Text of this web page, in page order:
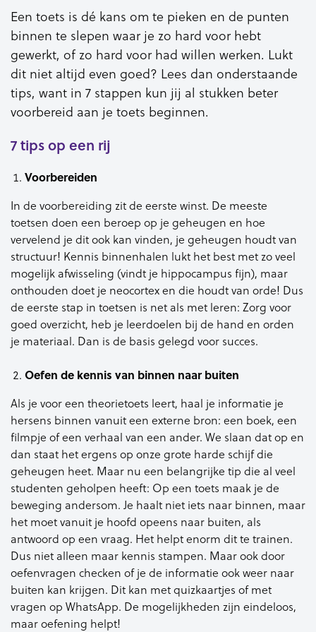
Een toets is dé kans om te pieken en de punten
binnen te slepen waar je zo hard voor hebt
gewerkt, of zo hard voor had willen werken. Lukt
dit niet altijd even goed? Lees dan onderstaande
tips, want in 7 stappen kun jij al stukken beter
voorbereid aan je toets beginnen.
7 tips op een rij
Voorbereiden
In de voorbereiding zit de eerste winst. De meeste
toetsen doen een beroep op je geheugen en hoe
vervelend je dit ook kan vinden, je geheugen houdt van
structuur! Kennis binnenhalen lukt het best met zo veel
mogelijk afwisseling (vindt je hippocampus fijn), maar
onthouden doet je neocortex en die houdt van orde! Dus
de eerste stap in toetsen is net als met leren: Zorg voor
goed overzicht, heb je leerdoelen bij de hand en orden
je materiaal. Dan is de basis gelegd voor succes.
Oefen de kennis van binnen naar buiten
Als je voor een theorietoets leert, haal je informatie je
hersens binnen vanuit een externe bron: een boek, een
filmpje of een verhaal van een ander. We slaan dat op en
dan staat het ergens op onze grote harde schijf die
geheugen heet. Maar nu een belangrijke tip die al veel
studenten geholpen heeft: Op een toets maak je de
beweging andersom. Je haalt niet iets naar binnen, maar
het moet vanuit je hoofd opeens naar buiten, als
antwoord op een vraag. Het helpt enorm dit te trainen.
Dus niet alleen maar kennis stampen. Maar ook door
oefenvragen checken of je de informatie ook weer naar
buiten kan krijgen. Dit kan met quizkaartjes of met
vragen op WhatsApp. De mogelijkheden zijn eindeloos,
maar oefening helpt!